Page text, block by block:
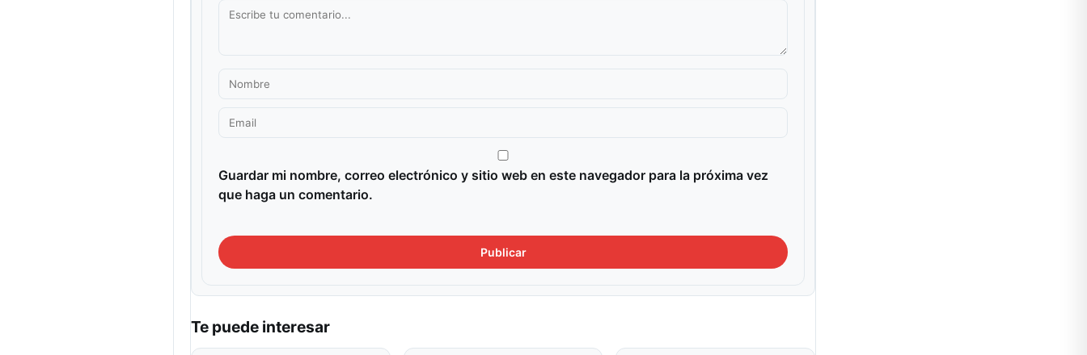
Guardar mi nombre, correo electrónico y sitio web en este navegador para la próxima vez
que haga un comentario.
Te puede interesar